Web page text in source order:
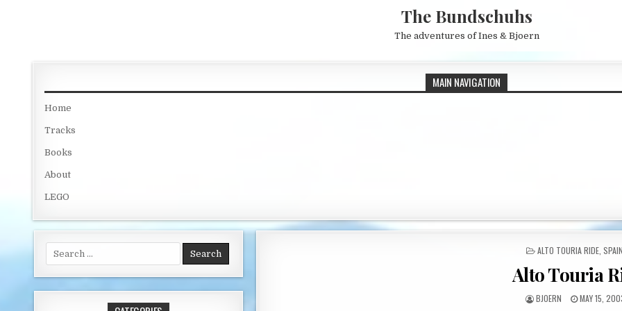
The Bundschuhs
The adventures of Ines & Bjoern
MAIN NAVIGATION
Home
Tracks
Books
About
LEGO
POSTED IN
ALTO TOURIA RIDE ,SPAIN
Alto Touria
AUTHOR:
BJOERN PUBLISHED
MAY 15,
Search for: